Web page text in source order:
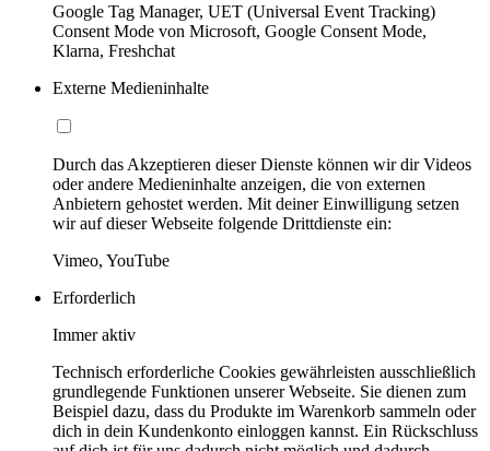
Google Tag Manager, UET (Universal Event Tracking)
Consent Mode von Microsoft, Google Consent Mode,
Klarna, Freshchat
Externe Medieninhalte
Durch das Akzeptieren dieser Dienste können wir dir Videos
oder andere Medieninhalte anzeigen, die von externen
Anbietern gehostet werden. Mit deiner Einwilligung setzen
wir auf dieser Webseite folgende Drittdienste ein:
Vimeo, YouTube
Erforderlich
Immer aktiv
Technisch erforderliche Cookies gewährleisten ausschließlich
grundlegende Funktionen unserer Webseite. Sie dienen zum
Beispiel dazu, dass du Produkte im Warenkorb sammeln oder
dich in dein Kundenkonto einloggen kannst. Ein Rückschluss